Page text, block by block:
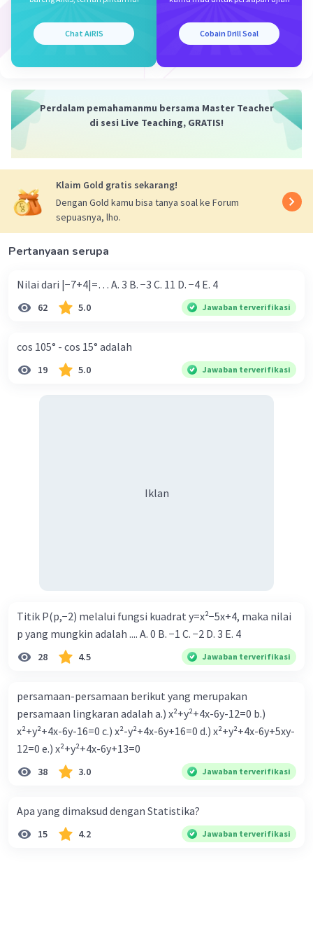
(7) = 3 ± √2
engga paham kenapa bisa gitu :')
Beri Rating ·5.0(1) Balas
Level 42
kakk
— Tampilkan 1 balasan lainnya
Chat AiRIS Cobain Drill Soal
Perdalam pemahamanmu bersama Master Teacher
di sesi Live Teaching, GRATIS!
Klaim Gold gratis sekarang!
Dengan Gold kamu bisa tanya soal ke Forum
sepuasnya, lho.
Pertanyaan serupa
Nilai dari |−7+4|=… A. 3 B. −3 C. 11 D. −4 E. 4
62 5.0 Jawaban terverifikasi
cos 105° - cos 15° adalah
19 5.0 Jawaban terverifikasi
Iklan
Titik P(p,−2) melalui fungsi kuadrat y=x²−5x+4, maka nilai
p yang mungkin adalah .... A. 0 B. −1 C. −2 D. 3 E. 4
28 4.5 Jawaban terverifikasi
persamaan-persamaan berikut yang merupakan
persamaan lingkaran adalah a.) x²+y²+4x-6y-12=0 b.)
x²+y²+4x-6y-16=0 c.) x²-y²+4x-6y+16=0 d.) x²+y²+4x-6y+5xy-
12=0 e.) x²+y²+4x-6y+13=0
38 3.0 Jawaban terverifikasi
Apa yang dimaksud dengan Statistika?
15 4.2 Jawaban terverifikasi